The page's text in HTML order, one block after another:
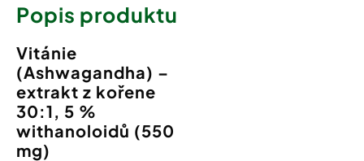
Popis produktu
Vitánie
(Ashwagandha) –
extrakt z kořene
30:1, 5 %
withanoloidů (550
mg)